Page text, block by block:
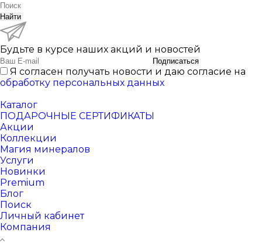
Найти
Будьте в курсе наших акций и новостей
Подписаться
Я согласен получать новости и даю согласие на
обработку персональных данных
Каталог
ПОДАРОЧНЫЕ СЕРТИФИКАТЫ
Акции
Коллекции
Магия минералов
Услуги
Новинки
Premium
Блог
Поиск
Личный кабинет
Компания